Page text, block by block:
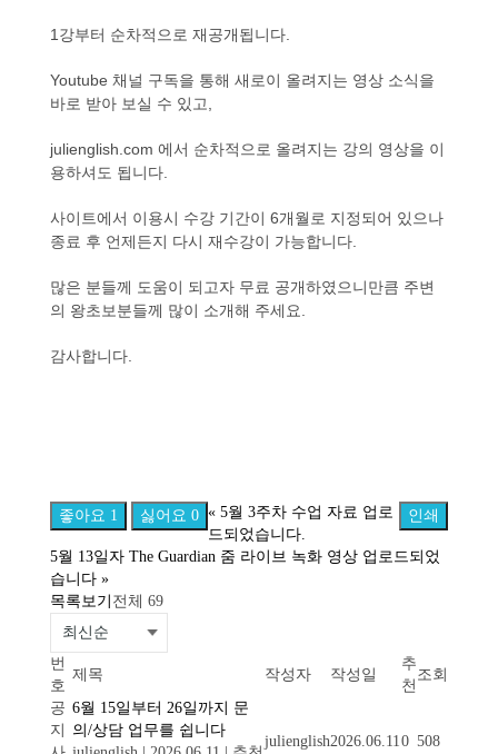
1강부터 순차적으로 재공개됩니다.
Youtube 채널 구독을 통해 새로이 올려지는 영상 소식을
바로 받아 보실 수 있고,
julienglish.com 에서 순차적으로 올려지는 강의 영상을 이
용하셔도 됩니다.
사이트에서 이용시 수강 기간이 6개월로 지정되어 있으나
종료 후 언제든지 다시 재수강이 가능합니다.
많은 분들께 도움이 되고자 무료 공개하였으니만큼 주변
의 왕초보분들께 많이 소개해 주세요.
감사합니다.
좋아요 1 싫어요 0 인쇄
« 5월 3주차 수업 자료 업로
드되었습니다.
5월 13일자 The Guardian 줌 라이브 녹화 영상 업로드되었
습니다 »
목록보기 전체 69
번
호
제목 작성자 작성일
추
천
조회
공
지
6월 15일부터 26일까지 문
의/상담 업무를 쉽니다
julienglish2026.06.110 508